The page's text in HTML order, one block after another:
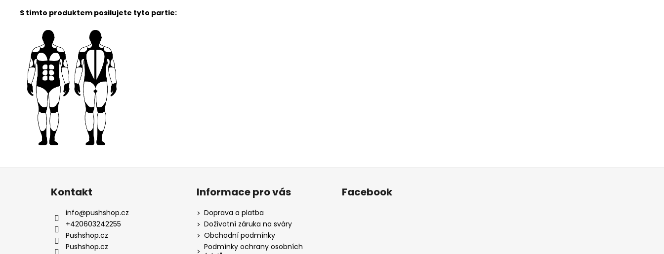
S tímto produktem posilujete tyto partie:
Kontakt
info@pushshop.cz
+420603242255
Pushshop.cz
Pushshop.cz
Informace pro vás
Doprava a platba
Doživotní záruka na sváry
Obchodní podmínky
Podmínky ochrany osobních
Facebook